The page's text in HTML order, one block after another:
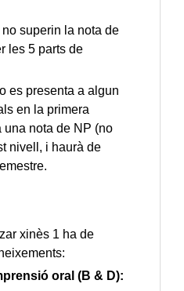
superin la nota de
les 5 parts de
es presenta a algun
en la primera
una nota de NP (no
nivell, i haurà de
xinès 1 ha de
oral (B & D):